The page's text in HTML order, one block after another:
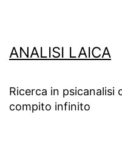
contenuto
ANALISI LAICA
Ricerca in psicanalisi
compito infinito